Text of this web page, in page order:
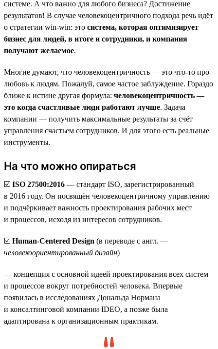
системе. А что важно для любого бизнеса? Достижение
результатов! В случае человекоцентричного подхода речь идёт
о стратегии win-win: это система, которая оптимизирует
бизнес для людей, в итоге и сотрудники, и компания
получают желаемое.
Многие думают, что человекоцентричность — это что-то про
любовь к людям. Пожалуй, самое частое заблуждение. Гораздо
ближе к истине другая формула: человекоцентричность —
это когда счастливые люди работают лучше. Задача
компании — получить максимальные результаты за счёт
управления счастьем сотрудников. И для этого есть реальные
инструменты.
На что можно опираться
☑️ ISO 27500:2016 — стандарт ISO, зарегистрированный
в 2016 году. Он посвящён человекоцентричному управлению
и подчёркивает важность проектирования рабочих мест
и процессов, исходя из интересов сотрудников.
☑️ Human-Centered Design (в переводе с англ. —
человекоориентированный дизайн)
— концепция с основной идеей проектирования всех систем
и процессов вокруг потребностей человека. Впервые
появилась в исследованиях Дональда Нормана
и консалтинговой компании IDEO, а позже была
адаптирована к организационным практикам.